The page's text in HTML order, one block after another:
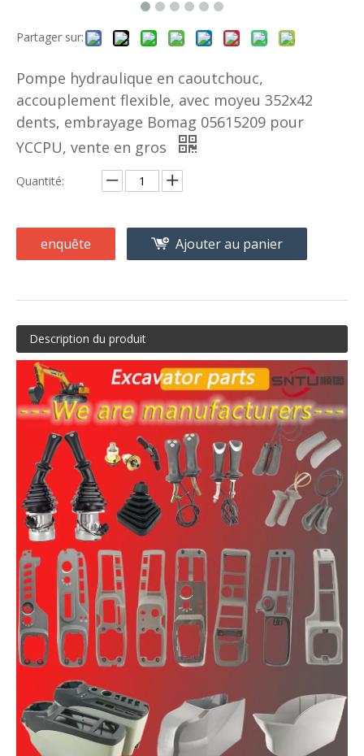
Partager sur:
Pompe hydraulique en caoutchouc,
accouplement flexible, avec moyeu 352x42
dents, embrayage Bomag 05615209 pour
YCCPU, vente en gros
Quantité:
enquête Ajouter au panier
Description du produit